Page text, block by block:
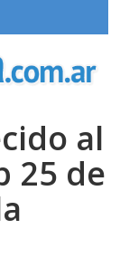
al
25 de